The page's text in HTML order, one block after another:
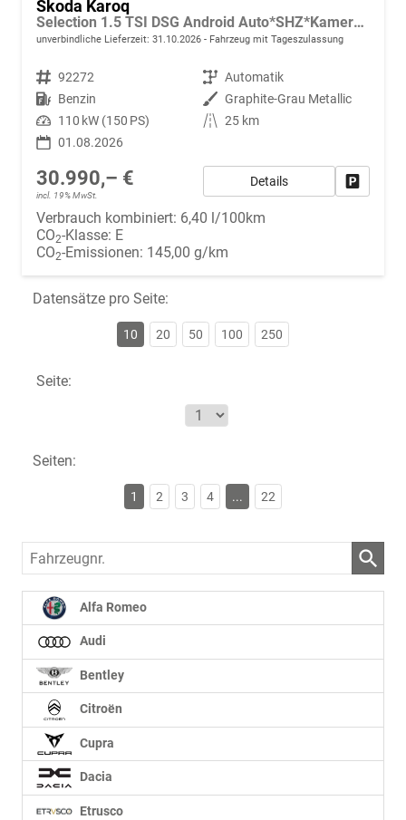
Skoda Karoq
Selection 1.5 TSI DSG Android Auto*SHZ*Kamera*Keyless*PDC v/h*Klimaauto*SUNSET*LED
unverbindliche Lieferzeit: 31.10.2026 Fahrzeug mit Tageszulassung
Fahrzeugnr. 92272 Getriebe Automatik
Kraftstoff Benzin Außenfarbe Graphite-Grau Metallic
Leistung 110 kW (150 PS) Kilometerstand 25 km
01.08.2026
30.990,– €
incl. 19% MwSt.
Details
Verbrauch kombiniert: 6,40 l/100km
CO2-Klasse: E
CO2-Emissionen: 145,00 g/km
Datensätze pro Seite:
10 20 50 100 250
Seite:
Seiten:
1 2 3 4 ... 22
Fahrzeugnr.
Alfa Romeo
Audi
Bentley
Citroën
Cupra
Dacia
Etrusco